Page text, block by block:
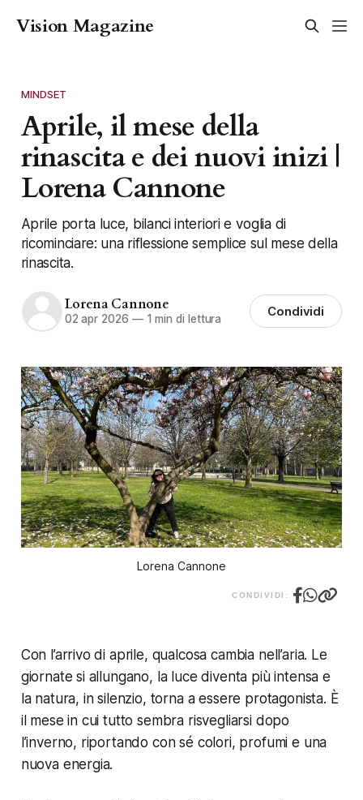
Vision Magazine
MINDSET
Aprile, il mese della
rinascita e dei nuovi inizi |
Lorena Cannone
Aprile porta luce, bilanci interiori e voglia di
ricominciare: una riflessione semplice sul mese della
rinascita.
Lorena Cannone
02 apr 2026 —1 min di lettura Condividi
Lorena Cannone
CONDIVIDI:
Con l’arrivo di aprile, qualcosa cambia nell’aria. Le
giornate si allungano, la luce diventa più intensa e
la natura, in silenzio, torna a essere protagonista. È
il mese in cui tutto sembra risvegliarsi dopo
l’inverno, riportando con sé colori, profumi e una
nuova energia.